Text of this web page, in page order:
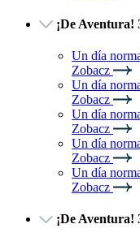
¡De Aventura!
Un día
Zobacz
Un día
Zobacz
Un día
Zobacz
Un día
Zobacz
Un día
Zobacz
¡De Aventura!